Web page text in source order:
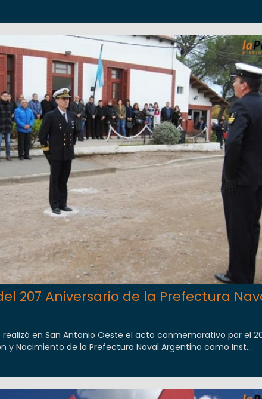
207 Aniversario de la Prefectura
realizó en San Antonio Oeste el acto conmemorativo por el
y Nacimiento de la Prefectura Naval Argentina como Inst...